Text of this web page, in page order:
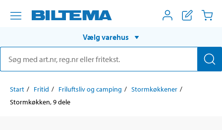
Vælg varehus
Start Fritid Friluftsliv og camping
Stormkøkkener
Stormkøkken, 9 dele